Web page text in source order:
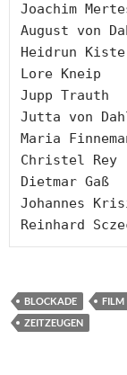
Joachim
August von
Heidrun
Lore Kneip
Jupp Trauth
Jutta von
Maria
Christel Rey
Dietmar Gaß
Johannes
Reinhard
BLOCKADE FILM
ZEITZEUGEN